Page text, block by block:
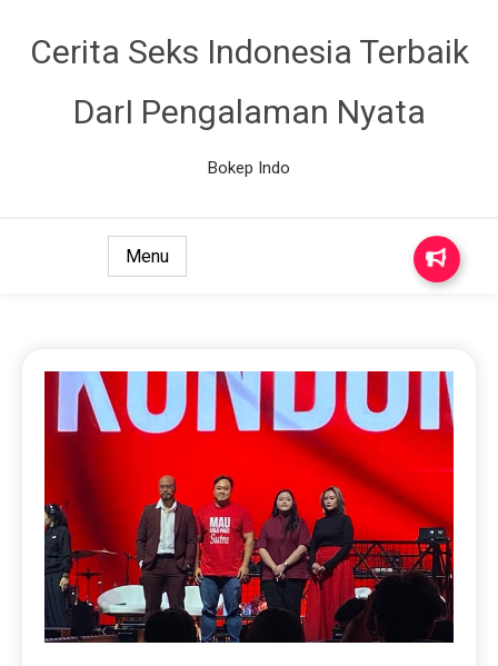
Cerita Seks Indonesia Terbaik
DarI Pengalaman Nyata
Bokep Indo
Menu